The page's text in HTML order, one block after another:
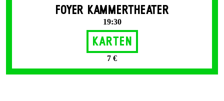
FOYER KAMMERTHEATER
19:30
Karten
7 €